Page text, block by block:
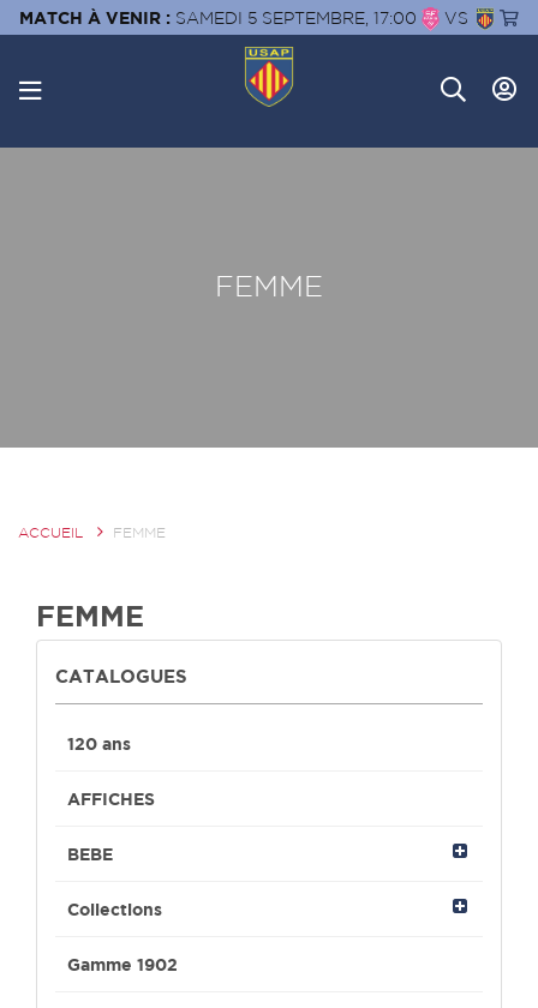
MATCH À VENIR : SAMEDI 5 SEPTEMBRE, 17:00 VS
FEMME
ACCUEIL FEMME
FEMME
CATALOGUES
120 ans
AFFICHES
BEBE
Collections
Gamme 1902